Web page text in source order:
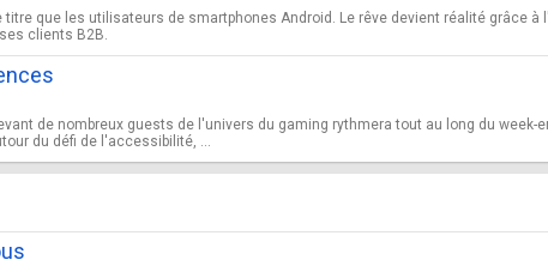
que les utilisateurs de smartphones Android. Le rêve devient réalité grâce à
clients B2B.
de nombreux guests de l'univers du gaming rythmera tout au long du week-
du défi de l'accessibilité, ...